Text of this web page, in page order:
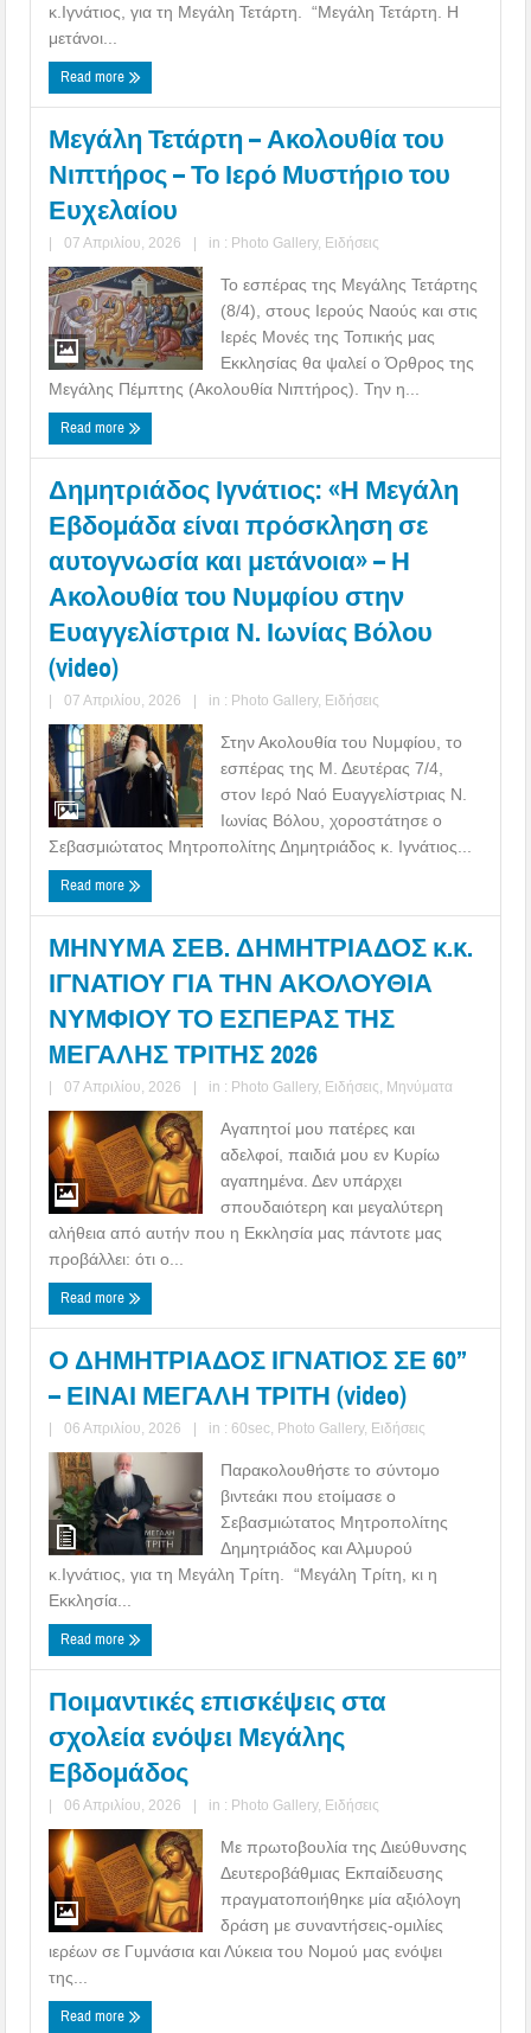
κ.Ιγνάτιος, για τη Μεγάλη Τετάρτη. “Μεγάλη Τετάρτη. Η
μετάνοι...
Read more
Μεγάλη Τετάρτη – Ακολουθία του
Νιπτήρος – Το Ιερό Μυστήριο του
Ευχελαίου
| 07 Απριλίου, 2026 | in : Photo Gallery, Ειδήσεις
Το εσπέρας της Μεγάλης Τετάρτης
(8/4), στους Ιερούς Ναούς και στις
Ιερές Μονές της Τοπικής μας
Εκκλησίας θα ψαλεί ο Όρθρος της
Μεγάλης Πέμπτης (Ακολουθία Νιπτήρος). Την η...
Read more
Δημητριάδος Ιγνάτιος: «Η Μεγάλη
Εβδομάδα είναι πρόσκληση σε
αυτογνωσία και μετάνοια» – Η
Ακολουθία του Νυμφίου στην
Ευαγγελίστρια Ν. Ιωνίας Βόλου
(video)
| 07 Απριλίου, 2026 | in : Photo Gallery, Ειδήσεις
Στην Ακολουθία του Νυμφίου, το
εσπέρας της Μ. Δευτέρας 7/4,
στον Ιερό Ναό Ευαγγελίστριας Ν.
Ιωνίας Βόλου, χοροστάτησε ο
Σεβασμιώτατος Μητροπολίτης Δημητριάδος κ. Ιγνάτιος...
Read more
ΜΗΝΥΜΑ ΣΕΒ. ΔΗΜΗΤΡΙΑΔΟΣ κ.κ.
ΙΓΝΑΤΙΟΥ ΓΙΑ ΤΗΝ ΑΚΟΛΟΥΘΙΑ
ΝΥΜΦΙΟΥ ΤΟ ΕΣΠΕΡΑΣ ΤΗΣ
MΕΓΑΛΗΣ ΤΡΙΤΗΣ 2026
| 07 Απριλίου, 2026 | in : Photo Gallery, Ειδήσεις Μηνύματα
Αγαπητοί μου πατέρες και
αδελφοί, παιδιά μου εν Κυρίω
αγαπημένα. Δεν υπάρχει
σπουδαιότερη και μεγαλύτερη
αλήθεια από αυτήν που η Εκκλησία μας πάντοτε μας
προβάλλει: ότι ο...
Read more
Ο ΔΗΜΗΤΡΙΑΔΟΣ ΙΓΝΑΤΙΟΣ ΣΕ 60’’
– ΕΙΝΑΙ ΜΕΓΑΛΗ ΤΡΙΤΗ (video)
| 06 Απριλίου, 2026 | in : 60sec Photo Gallery, Ειδήσεις
Παρακολουθήστε το σύντομο
βιντεάκι που ετοίμασε ο
Σεβασμιώτατος Μητροπολίτης
Δημητριάδος και Αλμυρού
κ.Ιγνάτιος, για τη Μεγάλη Τρίτη. “Μεγάλη Τρίτη, κι η
Εκκλησία...
Read more
Ποιμαντικές επισκέψεις στα
σχολεία ενόψει Μεγάλης
Εβδομάδος
| 06 Απριλίου, 2026 | in : Photo Gallery, Ειδήσεις
Με πρωτοβουλία της Διεύθυνσης
Δευτεροβάθμιας Εκπαίδευσης
πραγματοποιήθηκε μία αξιόλογη
δράση με συναντήσεις-ομιλίες
ιερέων σε Γυμνάσια και Λύκεια του Νομού μας ενόψει
της...
Read more